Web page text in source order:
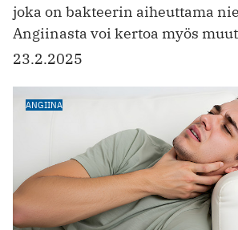
joka on bakteerin aiheuttama
Angiinasta voi kertoa myös
23.2.2025
ANGIINA